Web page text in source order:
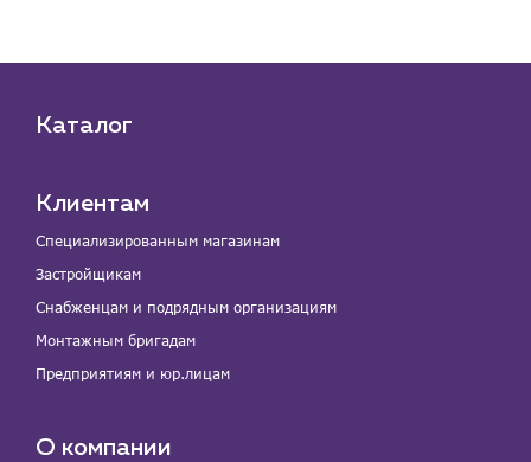
Каталог
Клиентам
Специализированным магазинам
Застройщикам
Снабженцам и подрядным организациям
Монтажным бригадам
Предприятиям и юр.лицам
О компании